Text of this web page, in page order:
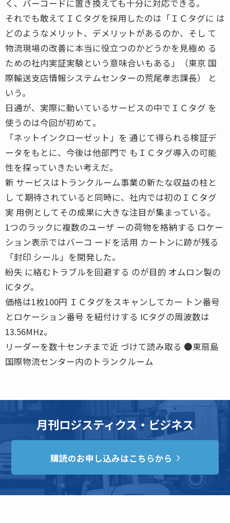
く、バーコードに置き換えても十分に対応できる。
それでも敢えてＩＣタグを採用したのは「ＩＣタグに は
どのようなメリット、デメリットがあるのか、そし て
物流現場の改善に本当に役立つのかどうかを見極め る
ための社内実証実験という意味合いもある」（東京 国
際輸送支店情報システムセンターの荒尾孝志課長） と
いう。
日通が、実際に動いているサービスの中でＩＣタグ を
使うのは今回が初めて。
「ネットインクローゼット」を 通じて得られる検証デ
ータをもとに、今後は他部門で もＩＣタグ導入の可能
性を探っていきたい考えだ。
新 サービスはトランクルーム事業の新たな収益の柱と
し て期待されていると同時に、社内では初のＩＣタグ
実 用例としてその成果に大きな注目が集まっている。
1つのラックに複数のユーザ ーの荷物を格納する ロケー
ション表示ではバーコ ードを活用 カートンに跡が残る
「封印 シール」を開発した。
紛失 に絡むトラブルを回避する のが目的 オムロン製の
ICタグ。
価格は1枚100円 ＩＣタグをスキャンしてカー トン番号
とロケーション番号 を紐付けする ICタグの周波数は
13.56MHz。
リーダーを数十センチまで近 づけて読み取る ●東扇島
国際物流センター内のトランクルーム
月刊ロジスティクス・ビジネス
購読のお申し込みはこちらから